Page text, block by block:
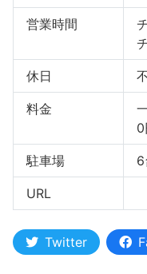
営業時間
休日
料金
0
駐車場 6
URL
Twitter